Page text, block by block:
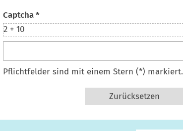
Captcha *
2 + 10
Pflichtfelder sind mit einem Stern (*) markiert.
Zurücksetzen